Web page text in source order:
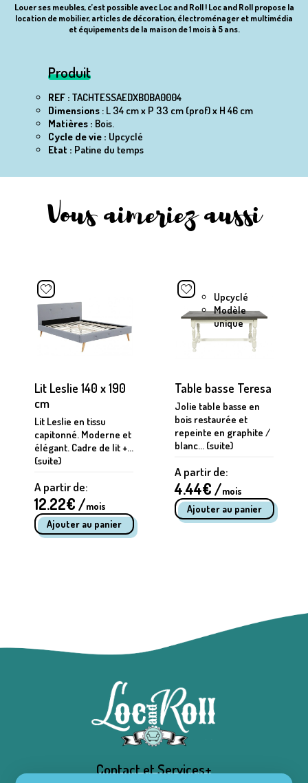
Louer ses meubles, c’est possible avec Loc and Roll ! Loc and Roll propose la
location de mobilier, articles de décoration, électroménager et multimédia
et équipements de la maison de 1 mois à 5 ans.
Produit
REF : TACHTESSAEDXBOBA0004
Dimensions: L 34 cm x P 33 cm (prof) x H 46 cm
Matières : Bois.
Cycle de vie : Upcyclé
Etat : Patine du temps
Vous aimeriez aussi
Lit Leslie 140 x 190
cm
Lit Leslie en tissu
capitonné. Moderne et
élégant. Cadre de lit +...
(suite)
A partir de:
12.22€ /mois
Upcyclé
Modèle
unique
Table basse Teresa
Jolie table basse en
bois restaurée et
repeinte en graphite /
blanc... (suite)
A partir de:
4.44€ /mois
Contact et Services+